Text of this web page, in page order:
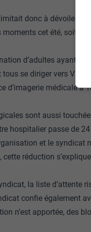
donc à dévoiler
cet été, soit
d’adultes ayant
se diriger vers Val-
d’imagerie médicale à
sont aussi
hospitalier passe de
et le syndicat
cette réduction
la liste d’attente
confie également
n’est apportée, des